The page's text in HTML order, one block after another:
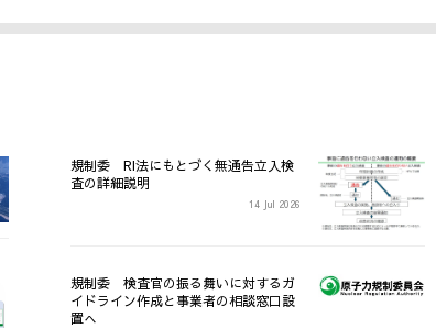
規制委 RI法にもとづく無通告立入検
査の詳細説明
14 Jul 2026
規制委 検査官の振る舞いに対するガ
イドライン作成と事業者の相談窓口設
置へ